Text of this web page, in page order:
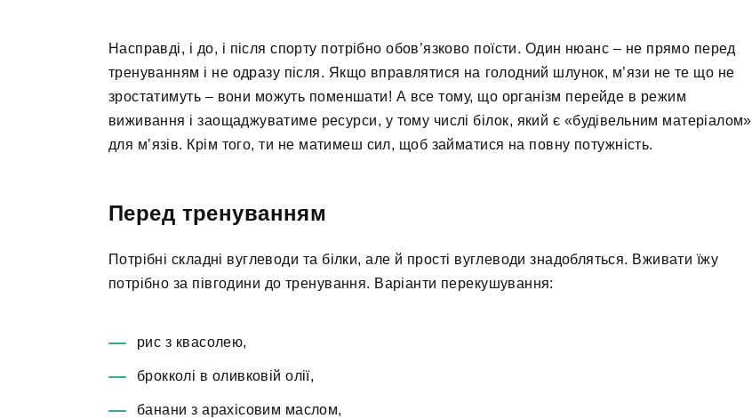
Насправді, і до, і після спорту потрібно обов’язково поїсти. Один нюанс – не прямо перед
тренуванням і не одразу після. Якщо вправлятися на голодний шлунок, м’язи не те що не
зростатимуть – вони можуть поменшати! А все тому, що організм перейде в режим
виживання і заощаджуватиме ресурси, у тому числі білок, який є «будівельним матеріалом»
для м’язів. Крім того, ти не матимеш сил, щоб займатися на повну потужність.
Перед тренуванням
Потрібні складні вуглеводи та білки, але й прості вуглеводи знадобляться. Вживати їжу
потрібно за півгодини до тренування. Варіанти перекушування:
рис з квасолею,
брокколі в оливковій олії,
банани з арахісовим маслом,